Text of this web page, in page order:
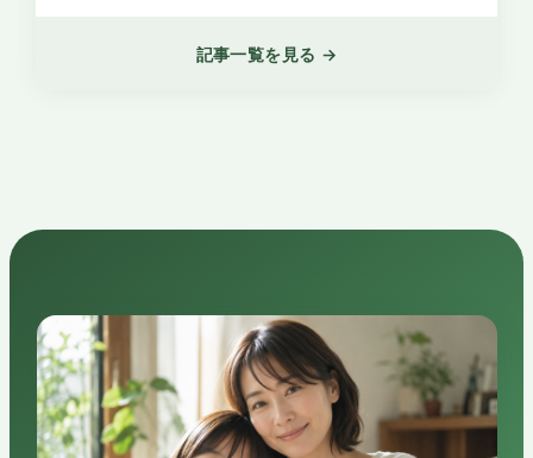
記事一覧を見る →